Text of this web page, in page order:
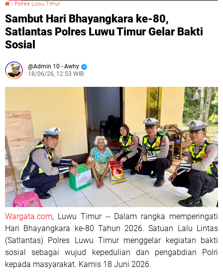
› Polres Luwu Timur
Sambut Hari Bhayangkara ke-80,
Satlantas Polres Luwu Timur Gelar Bakti
Sosial
Admin 10 - Awhy
18/06/26, 12:53 WIB
Wargata.com, Luwu Timur -- Dalam rangka memperingati
Hari Bhayangkara ke-80 Tahun 2026. Satuan Lalu Lintas
(Satlantas) Polres Luwu Timur menggelar kegiatan bakti
sosial sebagai wujud kepedulian dan pengabdian Polri
kepada masyarakat. Kamis 18 Juni 2026.